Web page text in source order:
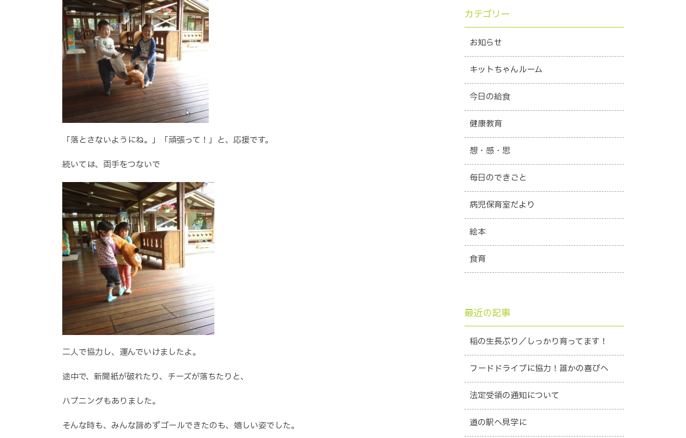
「落とさないようにね。」「頑張って！」と、応援です。
続いては、両手をつないで
二人で協力し、運んでいけましたよ。
途中で、新聞紙が破れたり、チーズが落ちたりと、
ハプニングもありました。
そんな時も、みんな諦めずゴールできたのも、嬉しい姿でした。
カテゴリー
お知らせ
キットちゃんルーム
今日の給食
健康教育
想・感・思
毎日のできごと
病児保育室だより
絵本
食育
最近の記事
稲の生長ぶり／しっかり育ってます！
フードドライブに協力！誰かの喜びへ
法定受領の通知について
道の駅へ見学に